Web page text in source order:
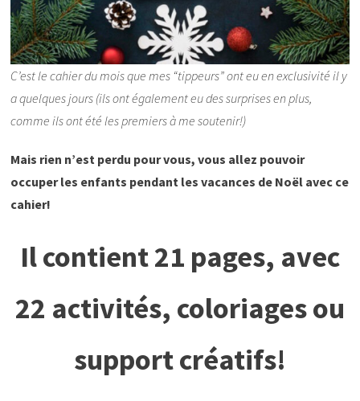
C’est le cahier du mois que mes “tippeurs” ont eu en exclusivité il y
a quelques jours (ils ont également eu des surprises en plus,
comme ils ont été les premiers à me soutenir!)
Mais rien n’est perdu pour vous, vous allez pouvoir
occuper les enfants pendant les vacances de Noël avec ce
cahier!
Il contient 21 pages, avec
22 activités, coloriages ou
support créatifs!